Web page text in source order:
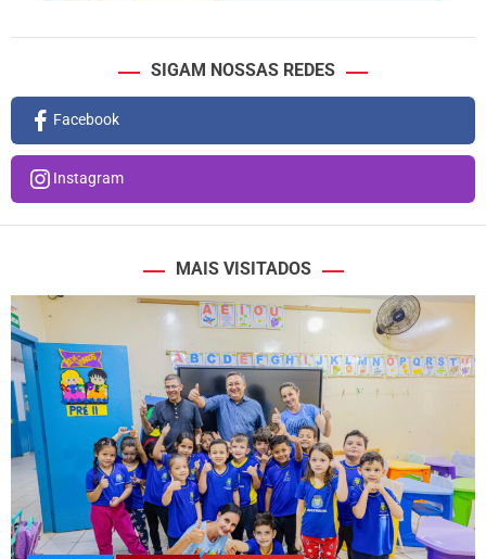
SIGAM NOSSAS REDES
Facebook
Instagram
MAIS VISITADOS